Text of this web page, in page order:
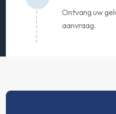
Ontvang uw
aanvraag.